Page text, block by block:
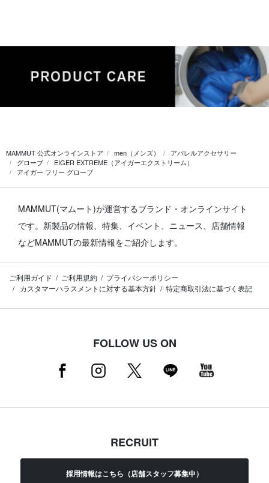
MAMMUT 公式オンラインストア men（メンズ）
アパレルアクセサリー
グローブ
EIGER EXTREME（アイガーエクストリーム）
アイガー フリー グローブ
MAMMUT(マムート)が運営するブランド・オンラインサイト
です。 新製品の情報、特集、イベント、ニュース、店舗情報
などMAMMUTの最新情報をご紹介します。
ご利用ガイド ご利用規約
プライバシーポリシー
カスタマーハラスメントに対する基本方針
特定商取引法に基づく表記
FOLLOW US ON
RECRUIT
採用情報はこちら（店舗スタッフ募集中）